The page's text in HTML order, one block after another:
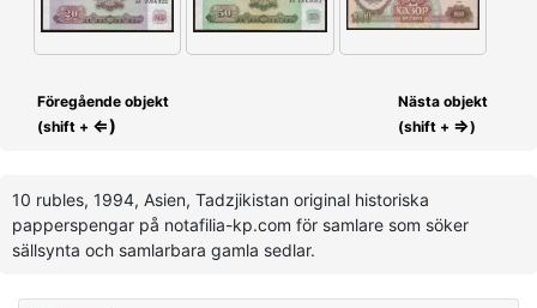
Föregående objekt
(shift + ⇐)
Nästa objekt
(shift + ⇒)
10 rubles, 1994, Asien, Tadzjikistan original historiska
papperspengar på notafilia-kp.com för samlare som söker
sällsynta och samlarbara gamla sedlar.